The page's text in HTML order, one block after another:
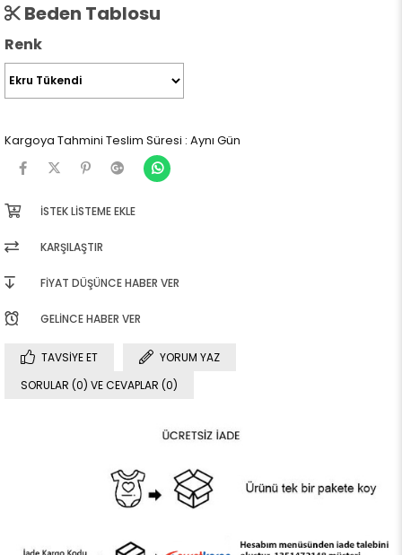
Beden Tablosu
Renk
Kargoya Tahmini Teslim Süresi : Aynı Gün
İSTEK LISTEME EKLE
KARŞILAŞTIR
FIYAT DÜŞÜNCE HABER VER
GELINCE HABER VER
TAVSIYE ET
YORUM YAZ
SORULAR (0) VE CEVAPLAR (0)